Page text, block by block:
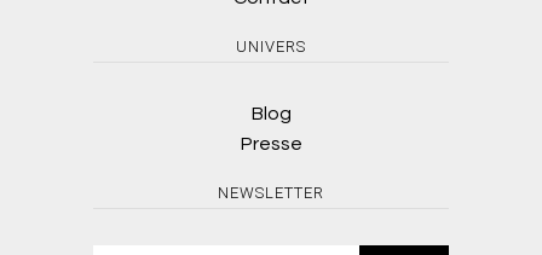
UNIVERS
Blog
Presse
NEWSLETTER